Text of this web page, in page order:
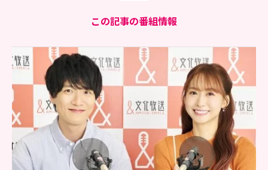
この記事の番組情報